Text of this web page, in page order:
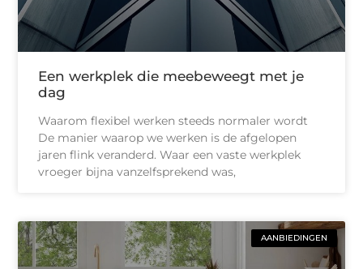
Een werkplek die meebeweegt met je
dag
Waarom flexibel werken steeds normaler wordt
De manier waarop we werken is de afgelopen
jaren flink veranderd. Waar een vaste werkplek
vroeger bijna vanzelfsprekend was,
AANBIEDINGEN